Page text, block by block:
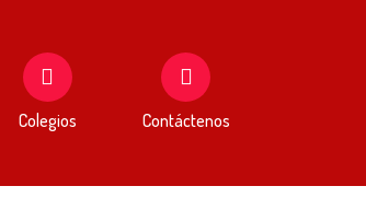
Colegios Contáctenos